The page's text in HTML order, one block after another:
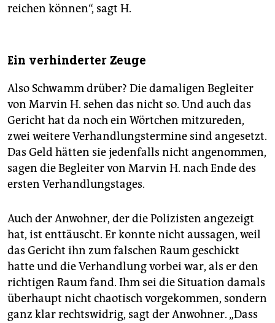
reichen können“, sagt H.
Ein verhinderter Zeuge
Also Schwamm drüber? Die damaligen Begleiter
von Marvin H. sehen das nicht so. Und auch das
Gericht hat da noch ein Wörtchen mitzureden,
zwei weitere Verhandlungstermine sind angesetzt.
Das Geld hätten sie jedenfalls nicht angenommen,
sagen die Begleiter von Marvin H. nach Ende des
ersten Verhandlungstages.
Auch der Anwohner, der die Polizisten angezeigt
hat, ist enttäuscht. Er konnte nicht aussagen, weil
das Gericht ihn zum falschen Raum geschickt
hatte und die Verhandlung vorbei war, als er den
richtigen Raum fand. Ihm sei die Situation damals
überhaupt nicht chaotisch vorgekommen, sondern
ganz klar rechtswidrig, sagt der Anwohner. „Dass